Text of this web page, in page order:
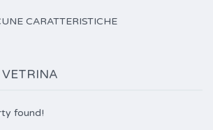
CARATTERISTICHE
found!